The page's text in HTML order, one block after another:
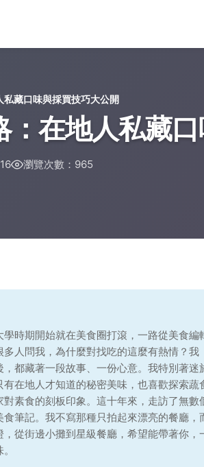
藏口味與採買技巧大公開
在地人私藏
瀏覽次數：965
時期開始就在美食圈打滾，一路從美食編
人問我，為什麼對找吃的這麼有熱情？我
都藏著一段故事、一份心意。我特別著迷
在地人才知道的秘密美味，也喜歡探索蔬
素食的刻板印象。這十年來，走訪了無數
筆記。我不寫那種只拍起來漂亮的餐廳，
從街邊小攤到星級餐廳，希望能帶著你，